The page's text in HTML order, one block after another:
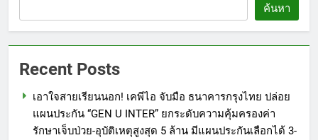
ค้นหา
Recent Posts
เอาใจสายเรียนนอก! เคพีไอ จับมือ ธนาคารกรุงไทย ปล่อย
แผนประกัน “GEN U INTER” ยกระดับความคุ้มครองค่า
รักษาเจ็บป่วย-อุบัติเหตุสูงสุด 5 ล้าน มีแผนประกันเลือกได้ 3-